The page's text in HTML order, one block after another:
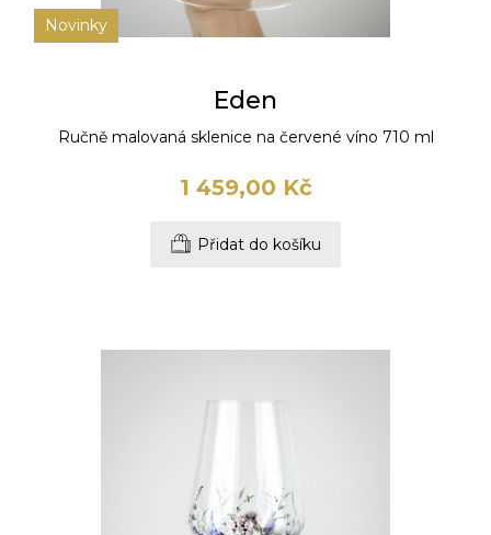
Novinky
Eden
Ručně malovaná sklenice na červené víno 710 ml
1 459,00 Kč
Přidat do košíku